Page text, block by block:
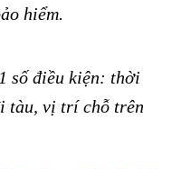
hiểm.
số điều kiện: thời
tàu, vị trí chỗ trên